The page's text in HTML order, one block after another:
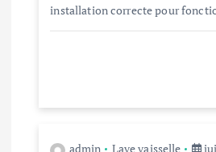
c
installation correcte pour
admin Lave vaisselle